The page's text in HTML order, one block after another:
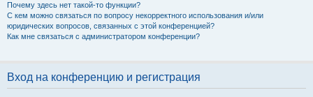
Почему здесь нет такой-то функции?
С кем можно связаться по вопросу некорректного использования и/или
юридических вопросов, связанных с этой конференцией?
Как мне связаться с администратором конференции?
Вход на конференцию и регистрация